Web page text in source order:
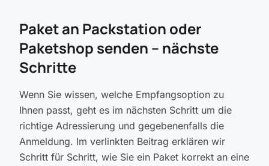
Paket an Packstation oder
Paketshop senden -- nächste
Schritte
Wenn Sie wissen, welche Empfangsoption zu
Ihnen passt, geht es im nächsten Schritt um die
richtige Adressierung und gegebenenfalls die
Anmeldung. Im verlinkten Beitrag erklären wir
Schritt für Schritt, wie Sie ein Paket korrekt an eine